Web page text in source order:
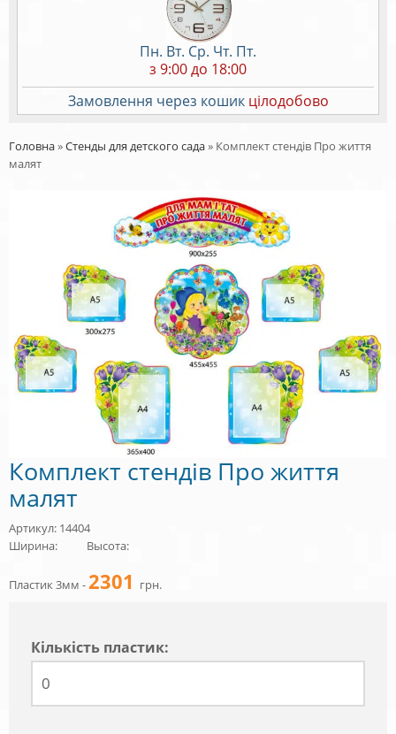
Пн. Вт. Ср. Чт. Пт.
з 9:00 до 18:00
Замовлення через кошик цілодобово
Головна»Стенды для детского сада» Комплект стендів Про життя
малят
Комплект стендів Про життя
малят
Артикул: 14404
Ширина:
Высота:
Пластик 3мм -2301 грн.
Кiлькiсть пластик: